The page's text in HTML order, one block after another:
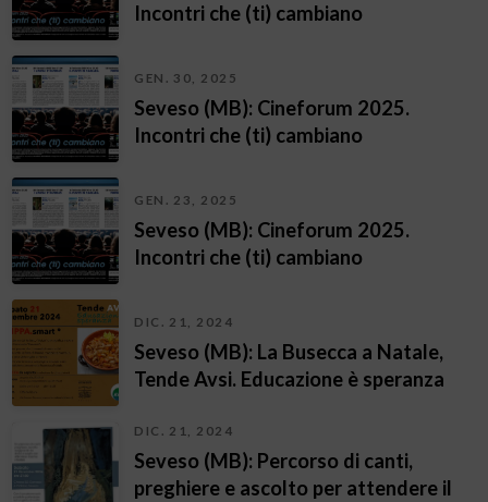
Incontri che (ti) cambiano
GEN. 30, 2025
Seveso (MB): Cineforum 2025.
Incontri che (ti) cambiano
GEN. 23, 2025
Seveso (MB): Cineforum 2025.
Incontri che (ti) cambiano
DIC. 21, 2024
Seveso (MB): La Busecca a Natale,
Tende Avsi. Educazione è speranza
DIC. 21, 2024
Seveso (MB): Percorso di canti,
preghiere e ascolto per attendere il